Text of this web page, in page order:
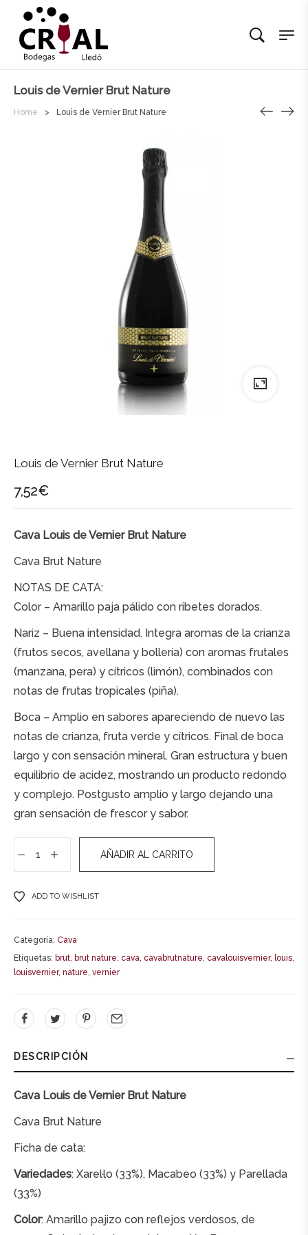
Louis de Vernier Brut Nature
Home > Louis de Vernier Brut Nature
Louis de Vernier Brut Nature
7,52€
Cava Louis de Vernier Brut Nature
Cava Brut Nature
NOTAS DE CATA:
Color – Amarillo paja pálido con ribetes dorados.
Nariz – Buena intensidad. Integra aromas de la crianza
(frutos secos, avellana y bollería) con aromas frutales
(manzana, pera) y cítricos (limón), combinados con
notas de frutas tropicales (piña).
Boca – Amplio en sabores apareciendo de nuevo las
notas de crianza, fruta verde y cítricos. Final de boca
largo y con sensación mineral. Gran estructura y buen
equilibrio de acidez, mostrando un producto redondo
y complejo. Postgusto amplio y largo dejando una
gran sensación de frescor y sabor.
AÑADIR AL CARRITO
ADD TO WISHLIST
e
r
n
a
t
v
e
Categoría: Cava
Etiquetas: brut, brut nature, cava, cavabrutnature, cavalouisvernier, louis,
louisvernier, nature, vernier
DESCRIPCIÓN
Cava Louis de Vernier Brut Nature
Cava Brut Nature
Ficha de cata:
Variedades: Xarel·lo (33%), Macabeo (33%) y Parellada
(33%)
Color: Amarillo pajizo con reflejos verdosos, de